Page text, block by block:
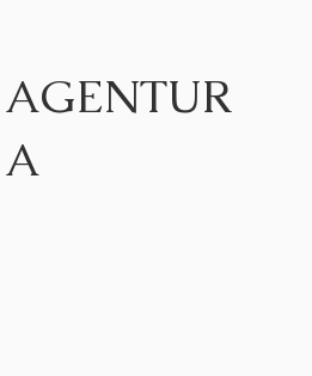
AGENTUR
A